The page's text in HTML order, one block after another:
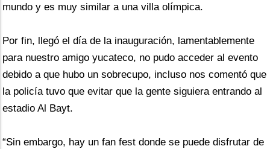
mundo y es muy similar a una villa olímpica.
Por fin, llegó el día de la inauguración, lamentablemente
para nuestro amigo yucateco, no pudo acceder al evento
debido a que hubo un sobrecupo, incluso nos comentó que
la policía tuvo que evitar que la gente siguiera entrando al
estadio Al Bayt.
“Sin embargo, hay un fan fest donde se puede disfrutar de